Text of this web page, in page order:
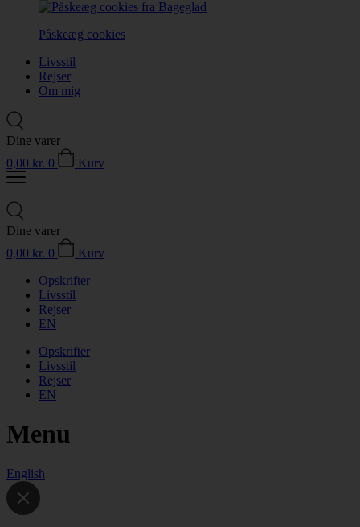
Påskeæg cookies
Livsstil
Rejser
Om mig
Dine varer
0,00 kr. 0 Kurv
Dine varer
0,00 kr. 0
Kurv
Opskrifter
Livsstil
Rejser
EN
Opskrifter
Livsstil
Rejser
EN
Menu
English